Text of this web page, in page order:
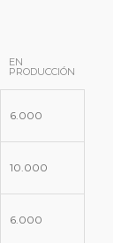
EN
PRODUCCIÓN
6.000
10.000
6.000